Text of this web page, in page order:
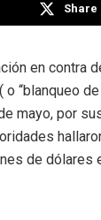
Share
en
( o “blanqueo
mayo, por
de